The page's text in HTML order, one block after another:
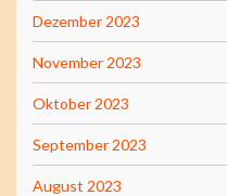
Dezember 2023
November 2023
Oktober 2023
September 2023
August 2023